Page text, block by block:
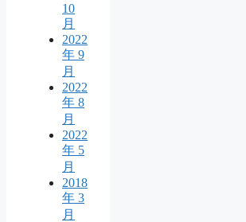
10
月
2022
年 9
月
2022
年 8
月
2022
年 5
月
2018
年 3
月